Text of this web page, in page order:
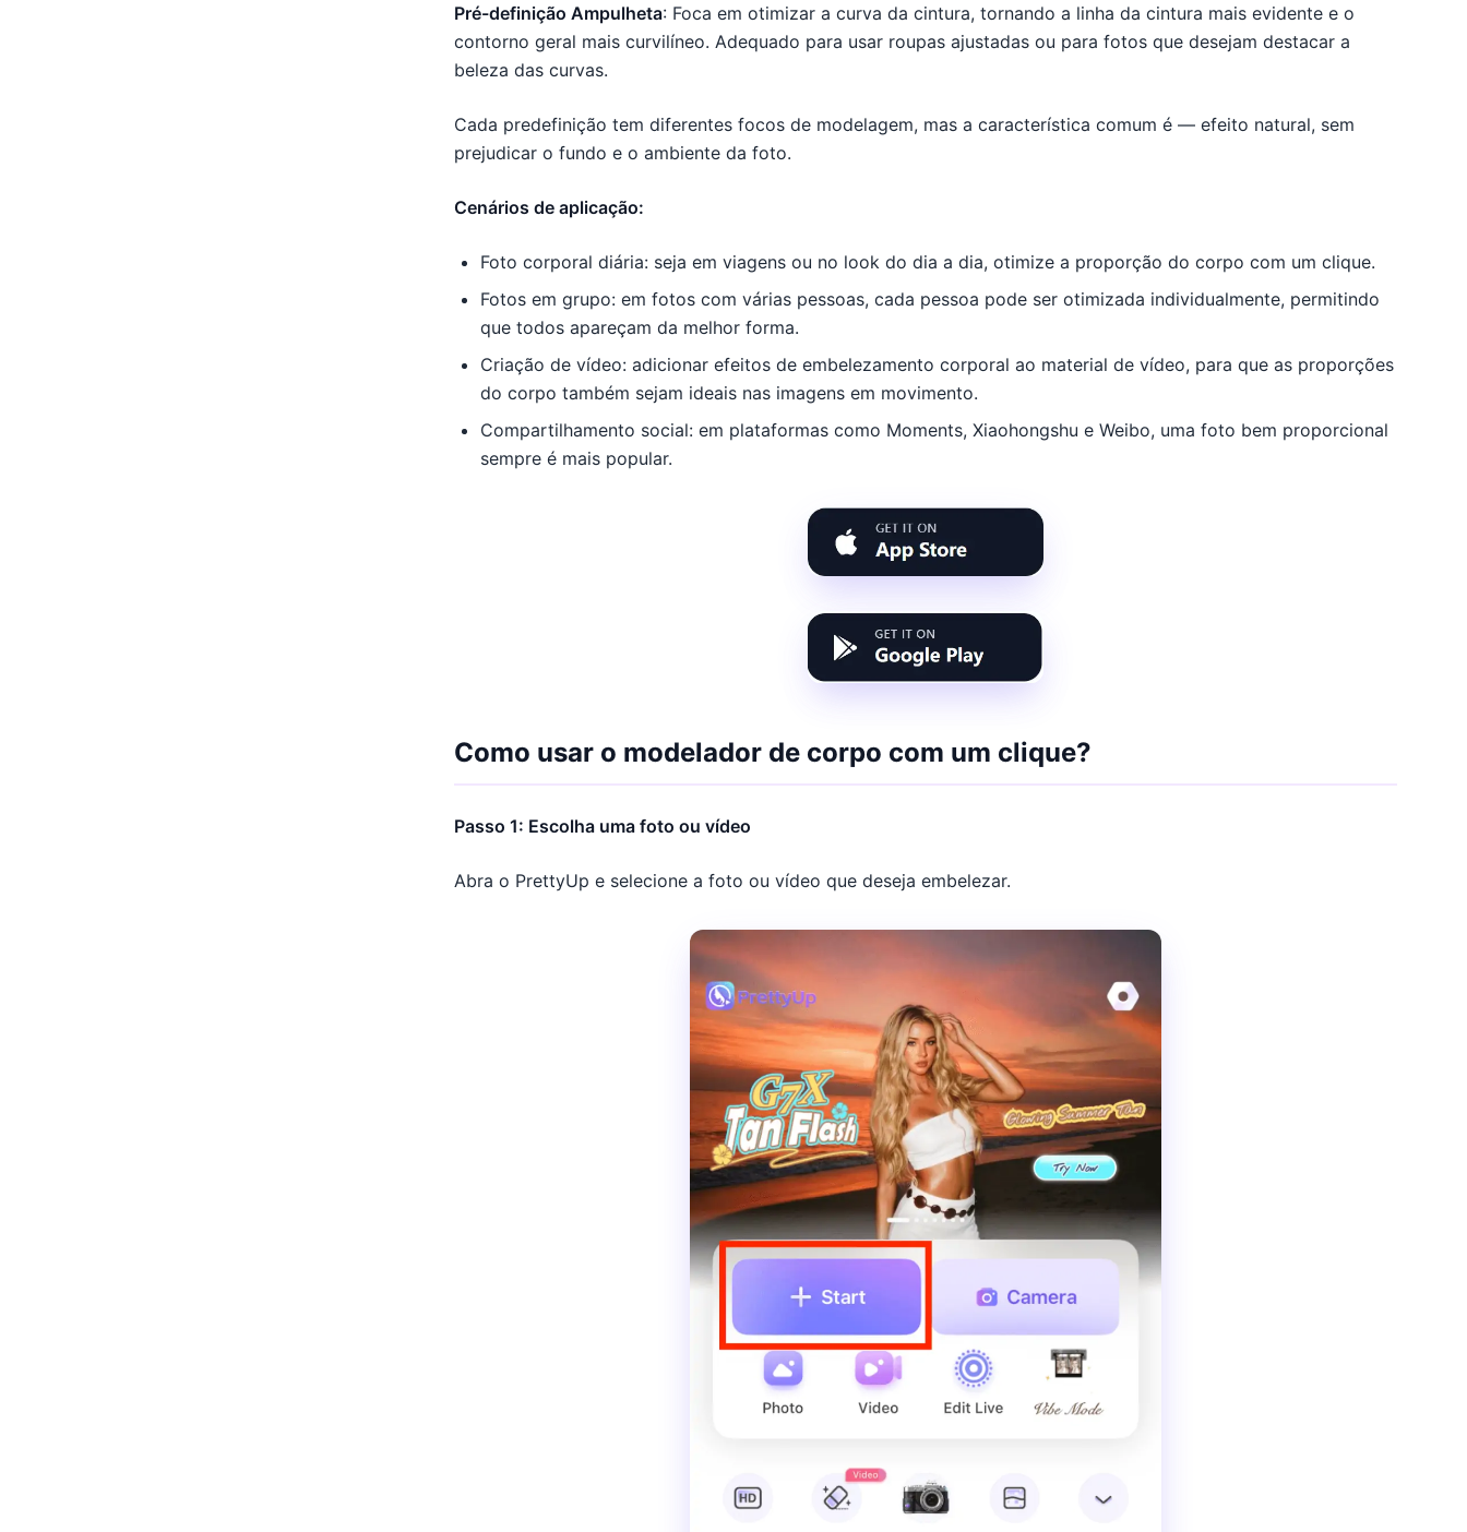
Pré-definição Ampulheta: Foca em otimizar a curva da cintura, tornando a linha da cintura mais evidente e o
contorno geral mais curvilíneo. Adequado para usar roupas ajustadas ou para fotos que desejam destacar a
beleza das curvas.
Cada predefinição tem diferentes focos de modelagem, mas a característica comum é — efeito natural, sem
prejudicar o fundo e o ambiente da foto.
Cenários de aplicação:
Foto corporal diária: seja em viagens ou no look do dia a dia, otimize a proporção do corpo com um clique.
Fotos em grupo: em fotos com várias pessoas, cada pessoa pode ser otimizada individualmente, permitindo
que todos apareçam da melhor forma.
Criação de vídeo: adicionar efeitos de embelezamento corporal ao material de vídeo, para que as proporções
do corpo também sejam ideais nas imagens em movimento.
Compartilhamento social: em plataformas como Moments, Xiaohongshu e Weibo, uma foto bem proporcional
sempre é mais popular.
Como usar o modelador de corpo com um clique?
Passo 1: Escolha uma foto ou vídeo
Abra o PrettyUp e selecione a foto ou vídeo que deseja embelezar.